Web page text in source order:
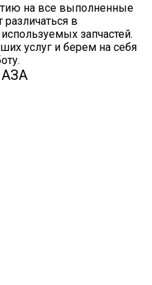
на все выполненные
в
запчастей.
услуг и берем на себя